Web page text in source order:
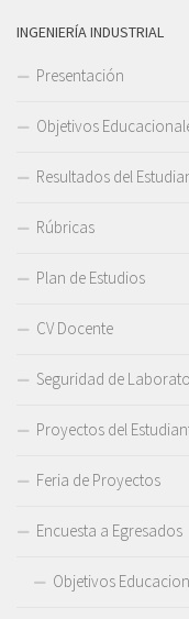
INGENIERÍA INDUSTRIAL
Presentación
Objetivos
Resultados del
Rúbricas
Plan de Estudios
CV Docente
Seguridad de
Proyectos del
Feria de Proyectos
Encuesta a Egresados
Objetivos